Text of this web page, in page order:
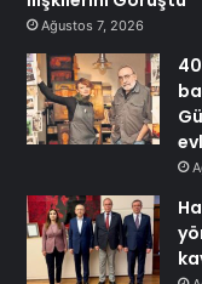
Ağustos 7, 2026